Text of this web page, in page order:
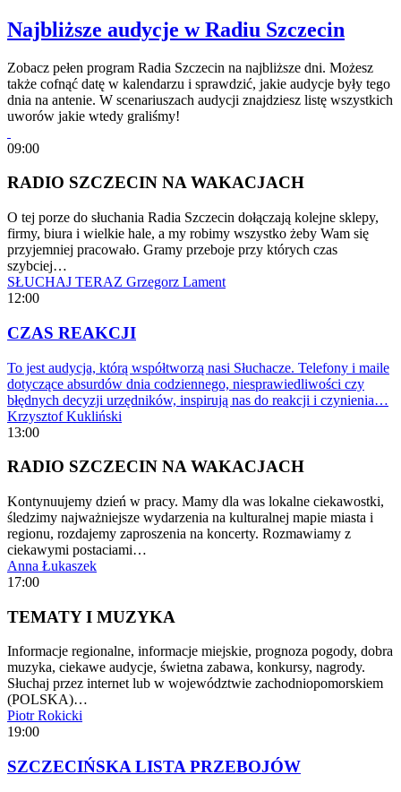
Najbliższe audycje w Radiu Szczecin
Zobacz pełen program Radia Szczecin na najbliższe dni. Możesz
także cofnąć datę w kalendarzu i sprawdzić, jakie audycje były tego
dnia na antenie. W scenariuszach audycji znajdziesz listę wszystkich
uworów jakie wtedy graliśmy!
09:00
RADIO SZCZECIN NA WAKACJACH
O tej porze do słuchania Radia Szczecin dołączają kolejne sklepy,
firmy, biura i wielkie hale, a my robimy wszystko żeby Wam się
przyjemniej pracowało. Gramy przeboje przy których czas
szybciej…
SŁUCHAJ TERAZ Grzegorz Lament
12:00
CZAS REAKCJI
To jest audycja, którą współtworzą nasi Słuchacze. Telefony i maile
dotyczące absurdów dnia codziennego, niesprawiedliwości czy
błędnych decyzji urzędników, inspirują nas do reakcji i czynienia…
Krzysztof Kukliński
13:00
RADIO SZCZECIN NA WAKACJACH
Kontynuujemy dzień w pracy. Mamy dla was lokalne ciekawostki,
śledzimy najważniejsze wydarzenia na kulturalnej mapie miasta i
regionu, rozdajemy zaproszenia na koncerty. Rozmawiamy z
ciekawymi postaciami…
Anna Łukaszek
17:00
TEMATY I MUZYKA
Informacje regionalne, informacje miejskie, prognoza pogody, dobra
muzyka, ciekawe audycje, świetna zabawa, konkursy, nagrody.
Słuchaj przez internet lub w województwie zachodniopomorskiem
(POLSKA)…
Piotr Rokicki
19:00
SZCZECIŃSKA LISTA PRZEBOJÓW